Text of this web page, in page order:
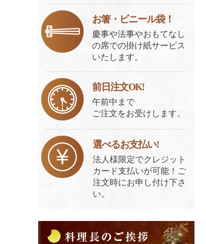
お箸・ビニール袋！
慶事や法事やおもてなし
の席での掛け紙サービス
いたします。
前日注文OK!
午前中まで
ご注文をお受けします。
選べるお支払い!
法人様限定でクレジット
カード支払いが可能！ご
注文時にお申し付け下さ
い。
理